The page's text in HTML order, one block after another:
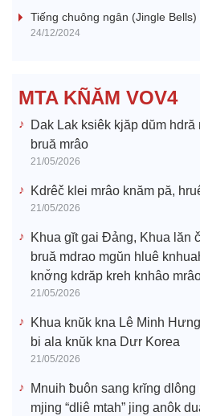
i
o
Tiếng chuông ngân (Jingle Bells)
24/12/2024
MTA KÑĂM VOV4
Dak Lak ksiêk kjăp dŭm hdră
bruă mrâo
21/05/2026
Kdrêč klei mrâo knăm pă,
21/05/2026
Khua gĭt gai Đảng, Khua lăn
bruă mdrao mgŭn hluê
knơ̆ng kdrăp kreh knhâo
21/05/2026
Khua knŭk kna Lê Minh
bi ala knŭk kna Dưr Korea
21/05/2026
Mnuih ƀuôn sang krĭng
mjing “dliê mtah” jing anôk